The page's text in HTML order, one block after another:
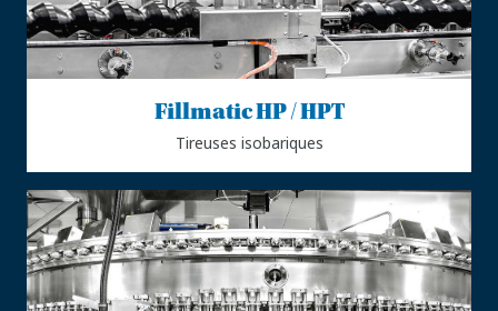
Fillmatic HP / HPT
Tireuses isobariques